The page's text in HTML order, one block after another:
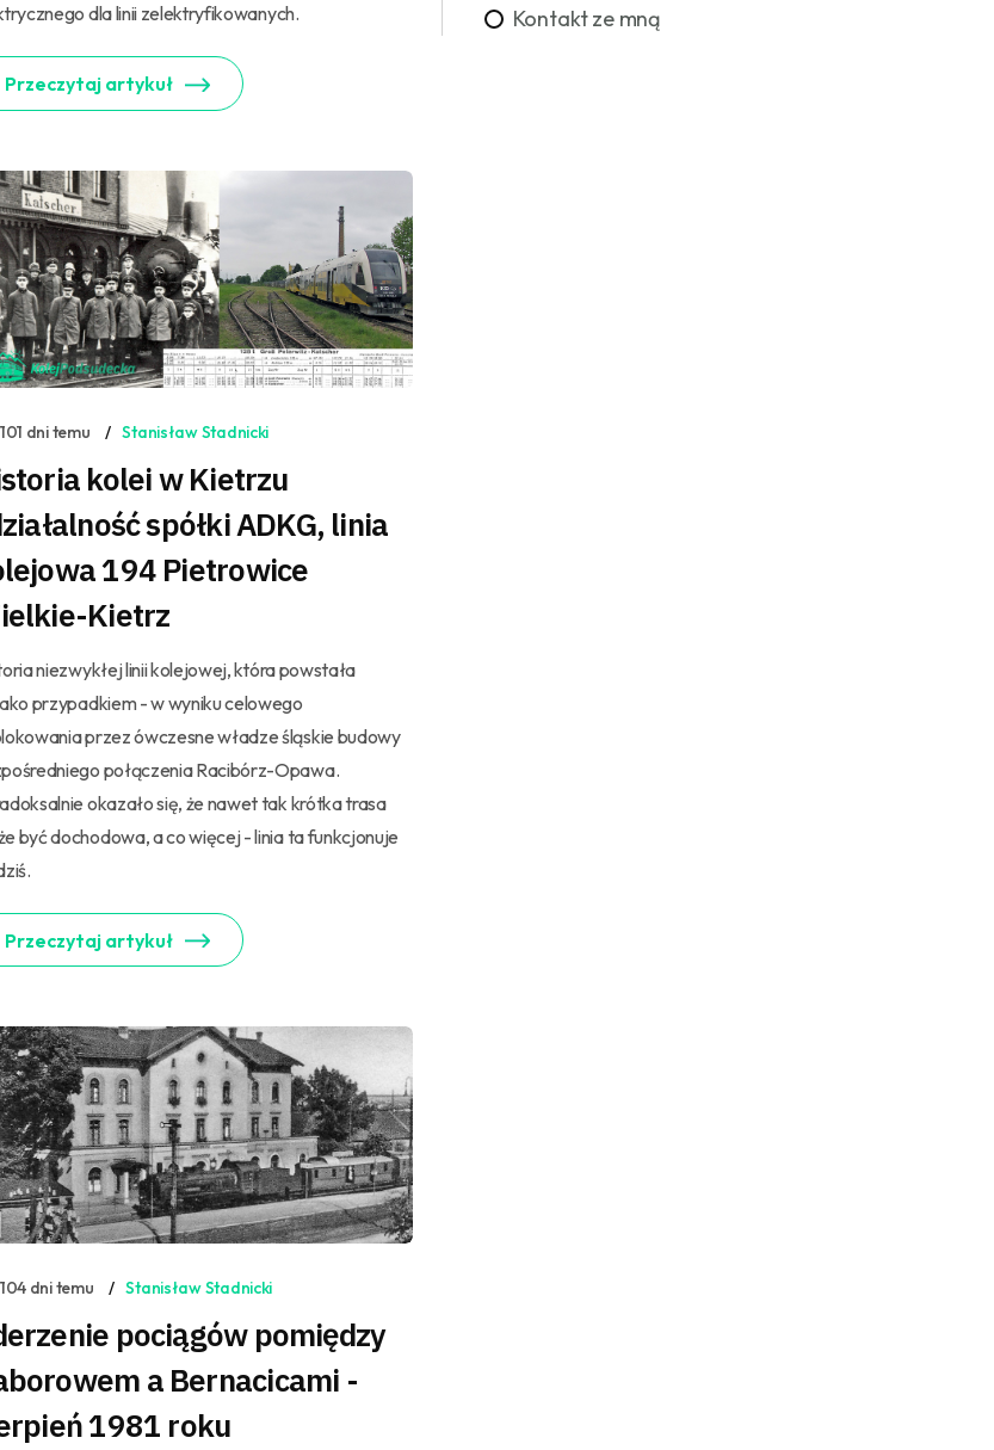
dla linii zelektryfikowanych.
Przeczytaj artykuł
101 dni temu Stanisław Stadnicki
kolei w Kietrzu
spółki ADKG, linia
194 Pietrowice
Kietrz
niezwykłej linii kolejowej, która powstała
przypadkiem - w wyniku celowego
przez ówczesne władze śląskie budowy
połączenia Racibórz-Opawa.
okazało się, że nawet tak krótka trasa
być dochodowa, a co więcej - linia ta funkcjonuje
Przeczytaj artykuł
104 dni temu Stanisław Stadnicki
pociągów pomiędzy
a Bernacicami -
1981 roku
Kontakt ze mną